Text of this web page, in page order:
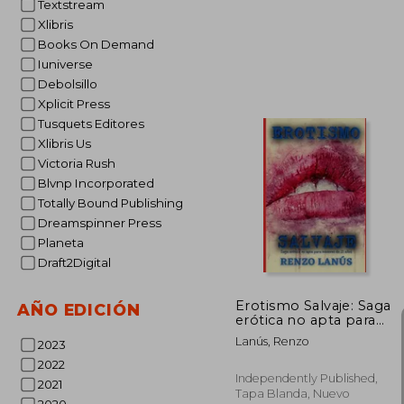
Textstream
Xlibris
Books On Demand
Iuniverse
Debolsillo
Xplicit Press
Tusquets Editores
Xlibris Us
Victoria Rush
Blvnp Incorporated
Totally Bound Publishing
Dreamspinner Press
Planeta
Draft2Digital
AÑO EDICIÓN
2023
2022
2021
45%
dcto.
Erotismo Salvaje: Saga
erótica no apta para
menores de 21 años
Lanús, Renzo
Independently Published,
Tapa Blanda, Nuevo